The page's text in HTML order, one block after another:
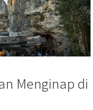
Menginap di